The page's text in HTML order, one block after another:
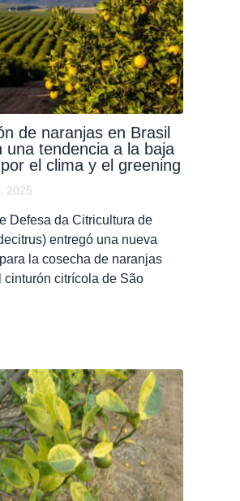
de naranjas en Brasil
una tendencia a la baja
el clima y el greening
2025
Defesa da Citricultura de
entregó una nueva
la cosecha de naranjas
cinturón citrícola de São